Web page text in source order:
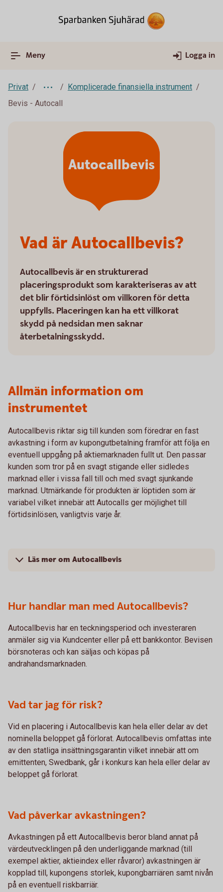
Meny Logga in
Privat
Komplicerade finansiella instrument
Bevis - Autocall
Vad är Autocallbevis?
Autocallbevis är en strukturerad
placeringsprodukt som karakteriseras av att
det blir förtidsinlöst om villkoren för detta
uppfylls. Placeringen kan ha ett villkorat
skydd på nedsidan men saknar
återbetalningsskydd.
Autocallbevis
Allmän information om
instrumentet
Autocallbevis riktar sig till kunden som föredrar en fast
avkastning i form av kupongutbetalning framför att följa en
eventuell uppgång på aktiemarknaden fullt ut. Den passar
kunden som tror på en svagt stigande eller sidledes
marknad eller i vissa fall till och med svagt sjunkande
marknad. Utmärkande för produkten är löptiden som är
variabel vilket innebär att Autocalls ger möjlighet till
förtidsinlösen, vanligtvis varje år.
Läs mer om Autocallbevis
Hur handlar man med Autocallbevis?
Autocallbevis har en teckningsperiod och investeraren
anmäler sig via Kundcenter eller på ett bankkontor. Bevisen
börsnoteras och kan säljas och köpas på
andrahandsmarknaden.
Vad tar jag för risk?
Vid en placering i Autocallbevis kan hela eller delar av det
nominella beloppet gå förlorat. Autocallbevis omfattas inte
av den statliga insättningsgarantin vilket innebär att om
emittenten, Swedbank, går i konkurs kan hela eller delar av
beloppet gå förlorat.
Vad påverkar avkastningen?
Avkastningen på ett Autocallbevis beror bland annat på
värdeutvecklingen på den underliggande marknad (till
exempel aktier, aktieindex eller råvaror) avkastningen är
kopplad till, kupongens storlek, kupongbarriären samt nivån
på en eventuell riskbarriär.